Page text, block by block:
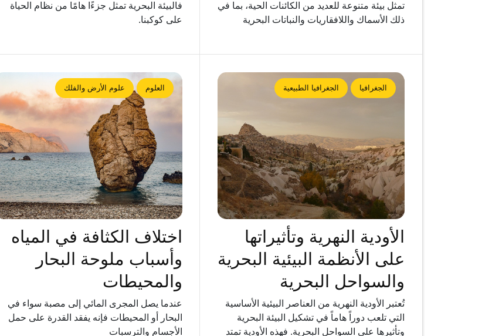
تمثل بيئة متنوعة للعديد من الكائنات الحية، بما في
ذلك الأسماك واللافقاريات والنباتات البحرية
فالبيئة البحرية تمثل جزءًا هامًا من نظام الحياة
على كوكبنا.
الجغرافيا الجغرافيا الطبيعية
الأودية النهرية وتأثيراتها
على الأنظمة البيئية البحرية
والسواحل البحرية
تُعتبر الأودية النهرية من العناصر البيئية الأساسية
التي تلعب دوراً هاماً في تشكيل البيئة البحرية
وتأثيرها على السواحل البحرية. فهذه الأودية تمتد
العلوم علوم الأرض والفلك
اختلاف الكثافة في المياه
وأسباب ملوحة البحار
والمحيطات
عندما يصل المجرى المائي إلى مصبة سواء في
البحار أو المحيطات فإنه يفقد القدرة على حمل
الأجسام والترسبات